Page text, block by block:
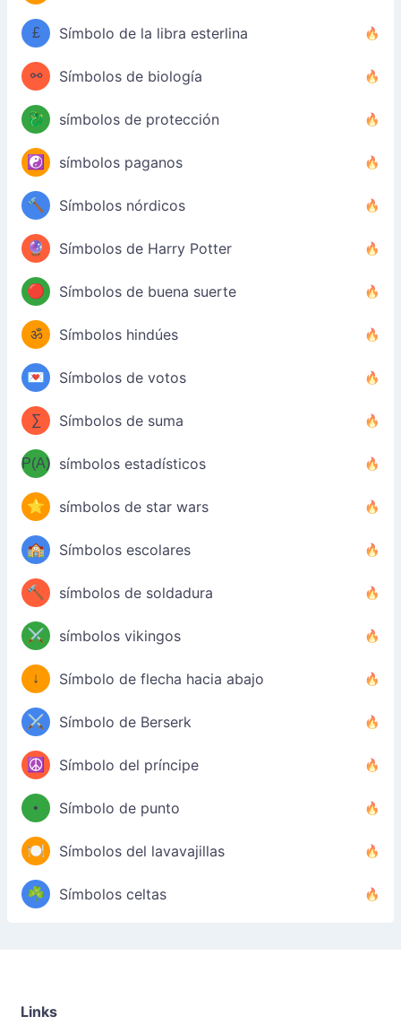
£ Símbolo de la libra esterlina
⚯ Símbolos de biología
🐉 símbolos de protección
☯️ símbolos paganos
🔨 Símbolos nórdicos
🔮 Símbolos de Harry Potter
🔴 Símbolos de buena suerte
ॐ Símbolos hindúes
💌 Símbolos de votos
∑ Símbolos de suma
P(A) símbolos estadísticos
⭐ símbolos de star wars
🏫 Símbolos escolares
🔨 símbolos de soldadura
⚔️ símbolos vikingos
↓ Símbolo de flecha hacia abajo
⚔️ Símbolo de Berserk
☮️ Símbolo del príncipe
• Símbolo de punto
🍽️ Símbolos del lavavajillas
☘️ Símbolos celtas
Links